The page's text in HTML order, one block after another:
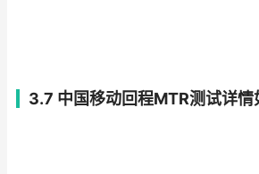
3.7 中国移动回程MTR测试详情